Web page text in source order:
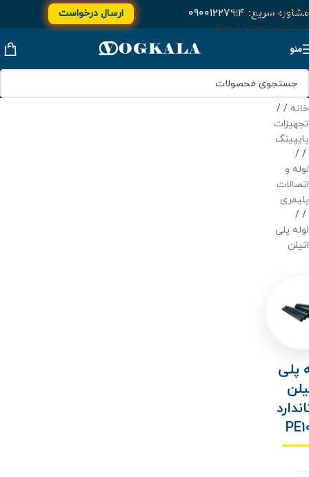
Skip to navigation
Skip to main content
مشاوره سریع:۰۹۰۰۱۲۲۷۹۱۴ ارسال درخواست
منو
خانه /
تجهیزات
پایپینگ
/
لوله و
اتصالات
پلیمری
/
لوله پلی
اتیلن
پلی